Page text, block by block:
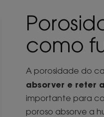
como
A porosidade do
absorver e reter
importante para
poroso absorve a